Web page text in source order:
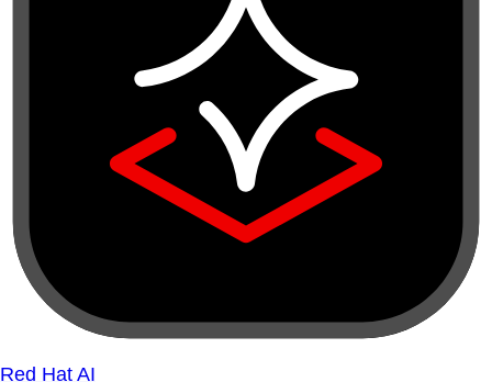
Red Hat AI